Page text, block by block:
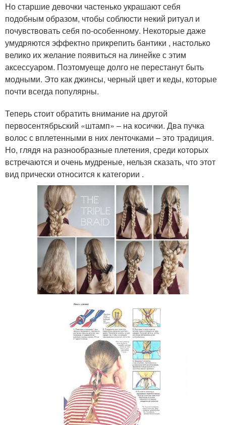
Но старшие девочки частенько украшают себя
подобным образом, чтобы соблюсти некий ритуал и
почувствовать себя по-особенному. Некоторые даже
умудряются эффектно прикрепить бантики , настолько
велико их желание появиться на линейке с этим
аксессуаром. Поэтомуеще долго не перестанут быть
модными. Это как джинсы, черный цвет и кеды, которые
почти всегда популярны.
Теперь стоит обратить внимание на другой
первосентябрьский «штамп» – на косички. Два пучка
волос с вплетенными в них ленточками – это традиция.
Но, глядя на разнообразные плетения, среди которых
встречаются и очень мудреные, нельзя сказать, что этот
вид прически относится к категории .